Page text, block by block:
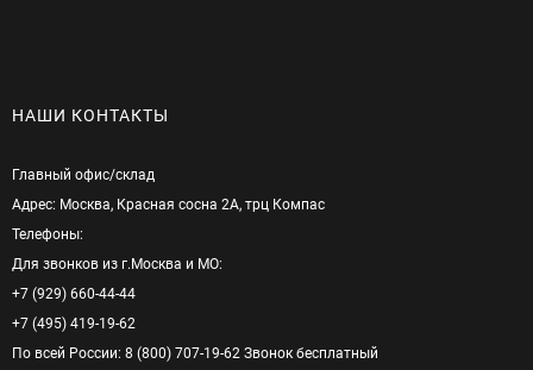
НАШИ КОНТАКТЫ
Главный офис/cклад
Адрес: Москва, Красная сосна 2А, трц Компас
Телефоны:
Для звонков из г.Москва и МО:
+7 (929) 660-44-44
+7 (495) 419-19-62
По всей России: 8 (800) 707-19-62 Звонок бесплатный